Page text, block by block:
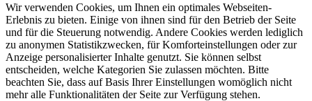
Wir verwenden Cookies, um Ihnen ein optimales Webseiten-
Erlebnis zu bieten. Einige von ihnen sind für den Betrieb der Seite
und für die Steuerung notwendig. Andere Cookies werden lediglich
zu anonymen Statistikzwecken, für Komforteinstellungen oder zur
Anzeige personalisierter Inhalte genutzt. Sie können selbst
entscheiden, welche Kategorien Sie zulassen möchten. Bitte
beachten Sie, dass auf Basis Ihrer Einstellungen womöglich nicht
mehr alle Funktionalitäten der Seite zur Verfügung stehen.